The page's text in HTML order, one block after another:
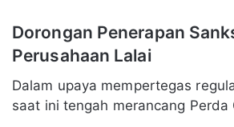
Dorongan Penerapan
Perusahaan Lalai
Dalam upaya mempertegas
saat ini tengah merancang Perda